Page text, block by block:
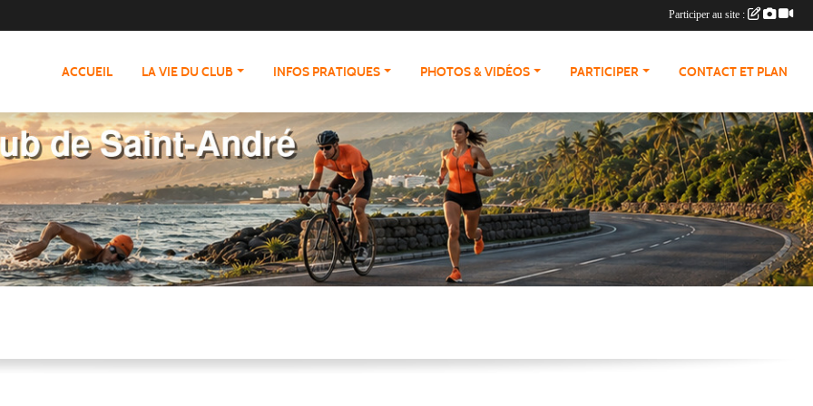
ACCUEIL LA VIE DU CLUB INFOS PRATIQUES PHOTOS & VIDÉOS PARTICIPER CONTACT ET PLAN
Participer au site :